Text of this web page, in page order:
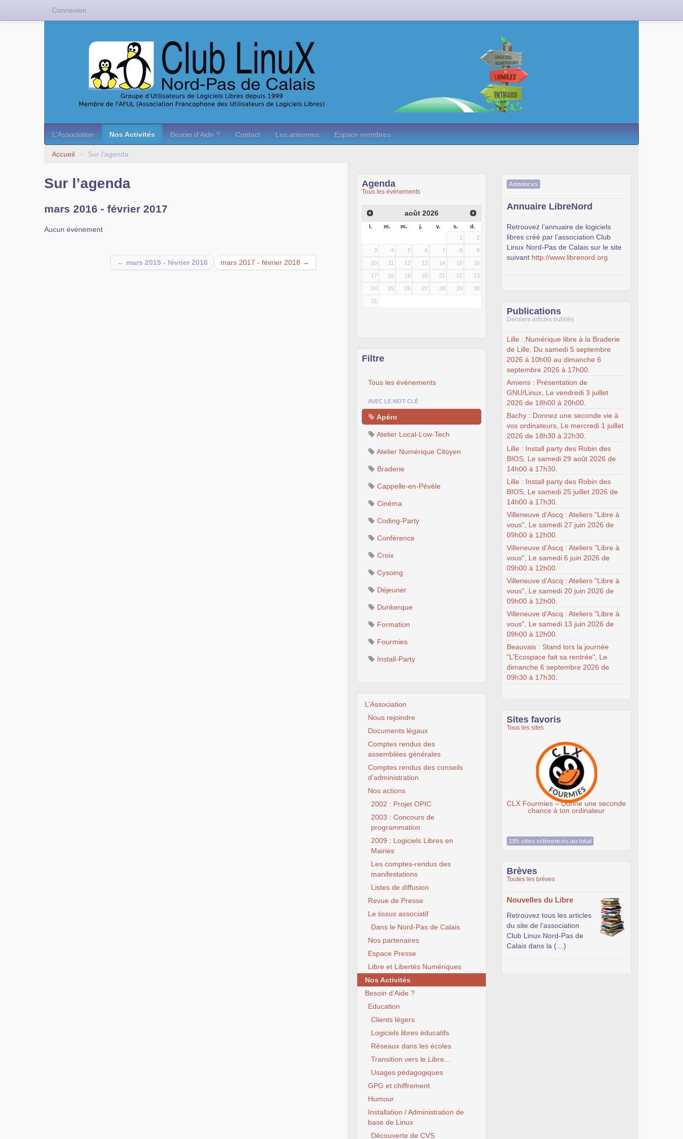
L’Association Nos Activités Besoin d’Aide ? Contact Les antennes Espace membres
Accueil > Sur l’agenda
Sur l’agenda
mars 2016 - février 2017
Aucun événement
← mars 2015 - février 2016 mars 2017 - février 2018 →
Agenda
Tous les événements
août 2026
l. m. m. j. v. s.
d.
1
2
3 4 5 6 7 8 9
10 11 12 13 14 15 16
17 18 19 20 21 22 23
24 25 26 27 28 29 30
31
Filtre
Tous les évènements
AVEC LE MOT-CLÉ
Apéro
Atelier Local-Low-Tech
Atelier Numérique Citoyen
Braderie
Cappelle-en-Pévèle
Cinéma
Coding-Party
Conférence
Croix
Cysoing
Déjeuner
Dunkerque
Formation
Fourmies
Install-Party
L’Association
Nous rejoindre
Documents légaux
Comptes rendus des
assemblées générales
Comptes rendus des conseils
d’administration
Nos actions
2002 : Projet OPIC
2003 : Concours de
programmation
2009 : Logiciels Libres en
Mairies
Les comptes-rendus des
manifestations
Listes de diffusion
Revue de Presse
Le tissus associatif
Dans le Nord-Pas de Calais
Nos partenaires
Espace Presse
Libre et Libertés Numériques
Nos Activités
Besoin d’Aide ?
Education
Clients légers
Logiciels libres éducatifs
Réseaux dans les écoles
Transition vers le Libre...
Usages pédagogiques
GPG et chiffrement
Humour
Installation / Administration de
base de Linux
Découverte de CVS
Annonces
Annuaire LibreNord
Retrouvez l’annuaire de logiciels
libres créé par l’association Club
Linux Nord-Pas de Calais sur le site
suivant http://www.librenord.org
Publications
Derniers articles publiés
Lille : Numérique libre à la Braderie
de Lille, Du samedi 5 septembre
2026 à 10h00 au dimanche 6
septembre 2026 à 17h00.
Amiens : Présentation de
GNU/Linux, Le vendredi 3 juillet
2026 de 18h00 à 20h00.
Bachy : Donnez une seconde vie à
vos ordinateurs, Le mercredi 1 juillet
2026 de 18h30 à 22h30.
Lille : Install party des Robin des
BIOS, Le samedi 29 août 2026 de
14h00 à 17h30.
Lille : Install party des Robin des
BIOS, Le samedi 25 juillet 2026 de
14h00 à 17h30.
Villeneuve d’Ascq : Ateliers "Libre à
vous", Le samedi 27 juin 2026 de
09h00 à 12h00.
Villeneuve d’Ascq : Ateliers "Libre à
vous", Le samedi 6 juin 2026 de
09h00 à 12h00.
Villeneuve d’Ascq : Ateliers "Libre à
vous", Le samedi 20 juin 2026 de
09h00 à 12h00.
Villeneuve d’Ascq : Ateliers "Libre à
vous", Le samedi 13 juin 2026 de
09h00 à 12h00.
Beauvais : Stand lors la journée
"L’Ecospace fait sa rentrée", Le
dimanche 6 septembre 2026 de
09h30 à 17h30.
Sites favoris
Tous les sites
CLX Fourmies – Donne une seconde
Association Éthiciel
195 sites référencés au total
Brèves
Toutes les brèves
Nouvelles du Libre
Retrouvez tous les articles
du site de l’association
Club Linux Nord-Pas de
Calais dans la (…)
Connexion